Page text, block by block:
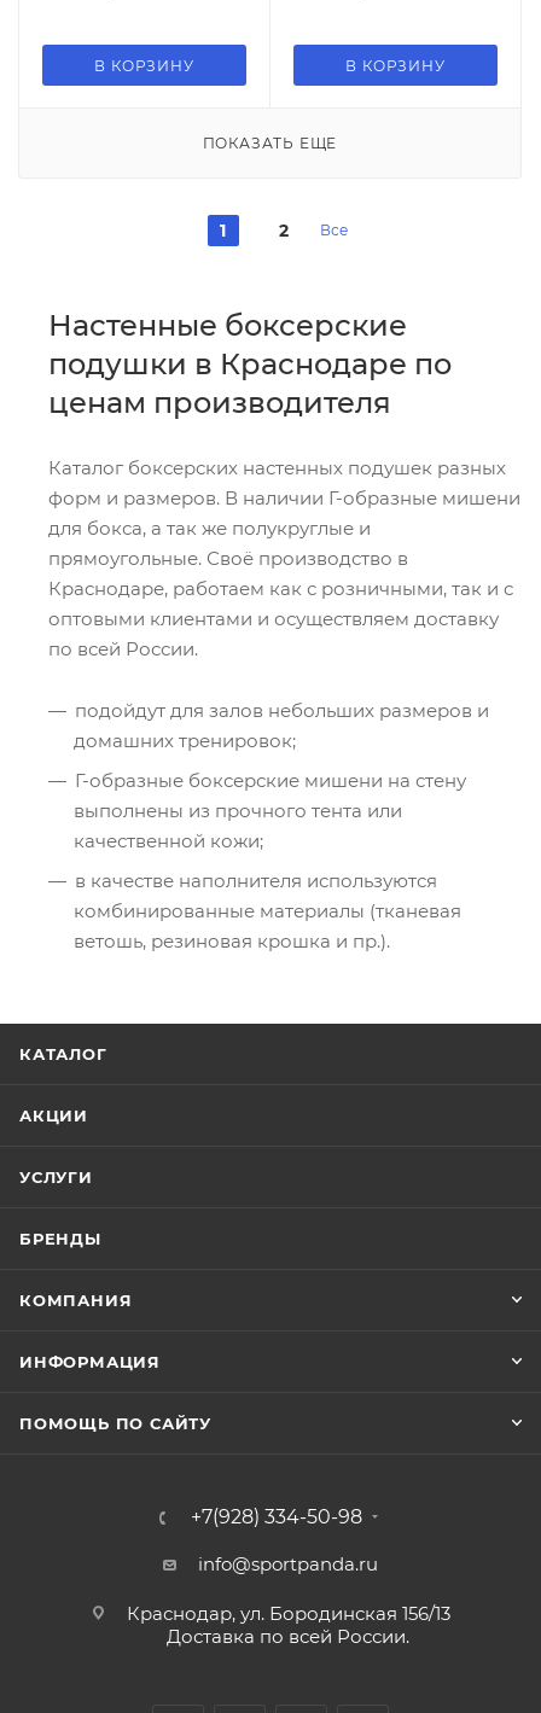
В КОРЗИНУ В КОРЗИНУ
ПОКАЗАТЬ ЕЩЕ
1 2 Все
Настенные боксерские
подушки в Краснодаре по
ценам производителя
Каталог боксерских настенных подушек разных
форм и размеров. В наличии Г-образные мишени
для бокса, а так же полукруглые и
прямоугольные. Своё производство в
Краснодаре, работаем как с розничными, так и с
оптовыми клиентами и осуществляем доставку
по всей России.
подойдут для залов небольших размеров и
домашних тренировок;
Г-образные боксерские мишени на стену
выполнены из прочного тента или
качественной кожи;
в качестве наполнителя используются
комбинированные материалы (тканевая
ветошь, резиновая крошка и пр.).
КАТАЛОГ
АКЦИИ
УСЛУГИ
БРЕНДЫ
КОМПАНИЯ
ИНФОРМАЦИЯ
ПОМОЩЬ ПО САЙТУ
+7(928) 334-50-98
info@sportpanda.ru
Краснодар, ул. Бородинская 156/13
Доставка по всей России.